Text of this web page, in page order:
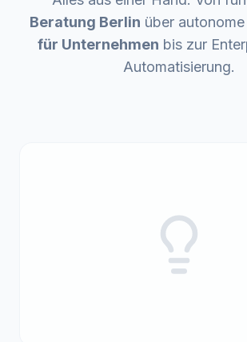
Beratung Berlin über autonome
für Unternehmen bis zur
Automatisierung.